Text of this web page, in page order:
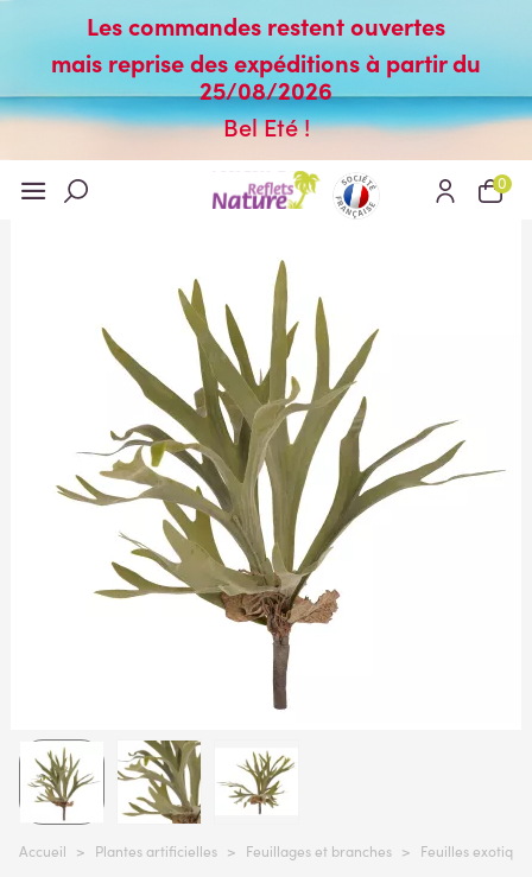
Les commandes restent ouvertes
mais reprise des expéditions à partir du
25/08/2026
Bel Eté !
0
Accueil > Plantes artificielles > Feuillages et branches > Feuilles